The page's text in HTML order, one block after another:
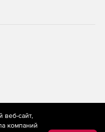
рендера результатов
2014 XBRL
применяются
технологии
веб-сайт,
компаний